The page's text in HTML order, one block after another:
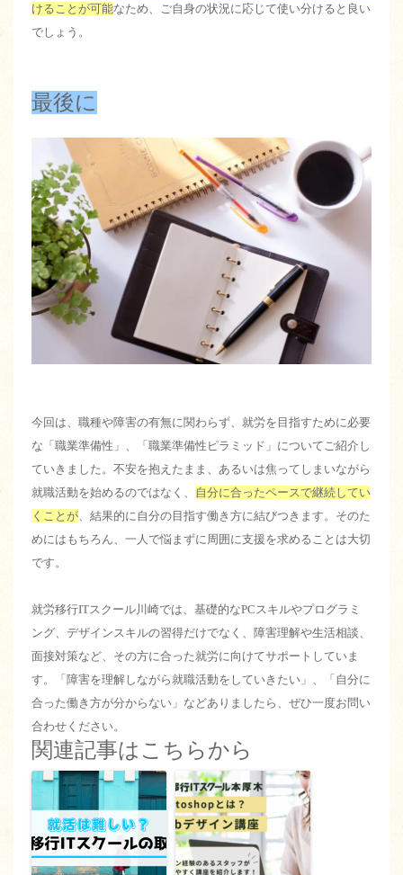
けることが可能なため、ご自身の状況に応じて使い分けると良い
でしょう。
最後に
今回は、職種や障害の有無に関わらず、就労を目指すために必要
な「職業準備性」、「職業準備性ピラミッド」についてご紹介し
ていきました。不安を抱えたまま、あるいは焦ってしまいながら
就職活動を始めるのではなく、 自分に合ったペースで継続してい
くことが 、結果的に自分の目指す働き方に結びつきます。そのた
めにはもちろん、一人で悩まずに周囲に支援を求めることは大切
です。
就労移行ITスクール川崎では、基礎的なPCスキルやプログラミ
ング、デザインスキルの習得だけでなく、障害理解や生活相談、
面接対策など、その方に合った就労に向けてサポートしていま
す。「障害を理解しながら就職活動をしていきたい」、「自分に
合った働き方が分からない」などありましたら、ぜひ一度お問い
合わせください。
関連記事はこちらから